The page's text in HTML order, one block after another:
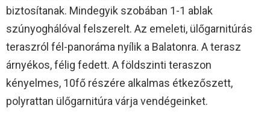
biztosítanak. Mindegyik szobában 1-1 ablak
szúnyoghálóval felszerelt. Az emeleti, ülőgarnitúrás
teraszról fél-panoráma nyílik a Balatonra. A terasz
árnyékos, félig fedett. A földszinti teraszon
kényelmes, 10fő részére alkalmas étkezőszett,
polyrattan ülőgarnitúra várja vendégeinket.